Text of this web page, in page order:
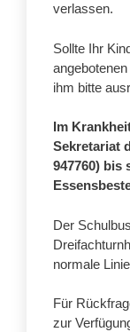
verlassen.
Sollte Ihr
ihm bitte
Im
Sekretariat
947760) bis
Der
normale
Für
zur